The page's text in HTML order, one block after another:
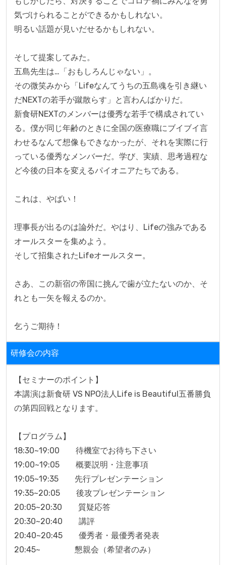
気づけられることができるかもしれない。
明るい話題が見いだせるかもしれない。
そして提案してみた。
五島先生は…「おもしろんじゃない」。
その微笑みから「Lifeなんてうちの五島魂を引き継い
だNEXTの若手が蹴散らす」と言わんばかりだ。
新食研NEXTのメンバーは優秀な若手で構成されてい
る。僕が同じ年齢のときに全国の医療職にブイブイ言
わせるなんて想像もできなかったが、それを実際に行
っている優秀なメンバーだ。学び、実績、思考過程な
ど今後の日本を変えるパイオニアたちである。
これは、やばい！
理事長が出るのは論外だ。やはり、Lifeの強みである
オールスターを集めよう。
そして招集されたLifeオールスター。
さあ、この新宿の帝国に挑んで歯が立たないのか、そ
れとも一矢を報えるのか。
乞うご期待！
研修会の内容
【セミナーのポイント】
本講演は新食研 VS NPO法人Life is Beautiful五番勝負
の第四回戦となります。
【プログラム】
18:30~19:00　　待機室でお待ち下さい
19:00~19:05　　概要説明・注意事項
19:05~19:35　　先行プレゼンテーション
19:35~20:05　　後攻プレゼンテーション
20:05~20:30　　質疑応答
20:30~20:40　　講評
20:40~20:45　　優秀者・最優秀者発表
20:45~　　　　 懇親会（希望者のみ）